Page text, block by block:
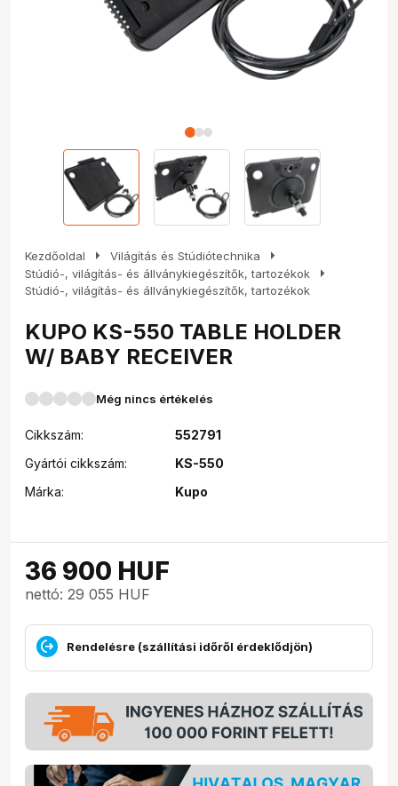
Kezdőoldal arrow_right Világítás és Stúdiótechnika arrow_right
Stúdió-, világítás- és állványkiegészítők, tartozékok arrow_right
Stúdió-, világítás- és állványkiegészítők, tartozékok
KUPO KS-550 TABLE HOLDER
W/ BABY RECEIVER
Még nincs értékelés
Cikkszám:
552791
Gyártói cikkszám:
KS-550
Márka:
Kupo
36 900 HUF
nettó: 29 055 HUF
Rendelésre (szállítási időről érdeklődjön)